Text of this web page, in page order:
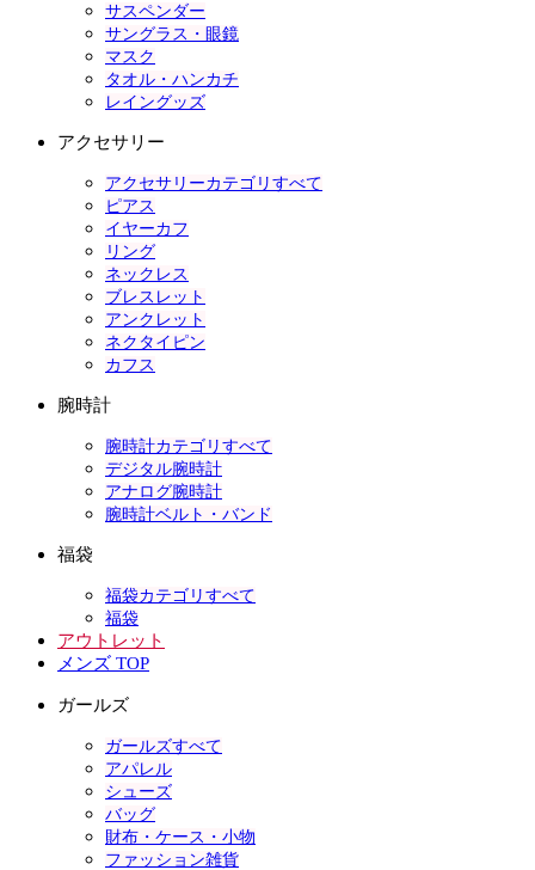
サスペンダー
サングラス・眼鏡
マスク
タオル・ハンカチ
レイングッズ
アクセサリー
アクセサリーカテゴリすべて
ピアス
イヤーカフ
リング
ネックレス
ブレスレット
アンクレット
ネクタイピン
カフス
腕時計
腕時計カテゴリすべて
デジタル腕時計
アナログ腕時計
腕時計ベルト・バンド
福袋
福袋カテゴリすべて
福袋
アウトレット
メンズ TOP
ガールズ
ガールズすべて
アパレル
シューズ
バッグ
財布・ケース・小物
ファッション雑貨